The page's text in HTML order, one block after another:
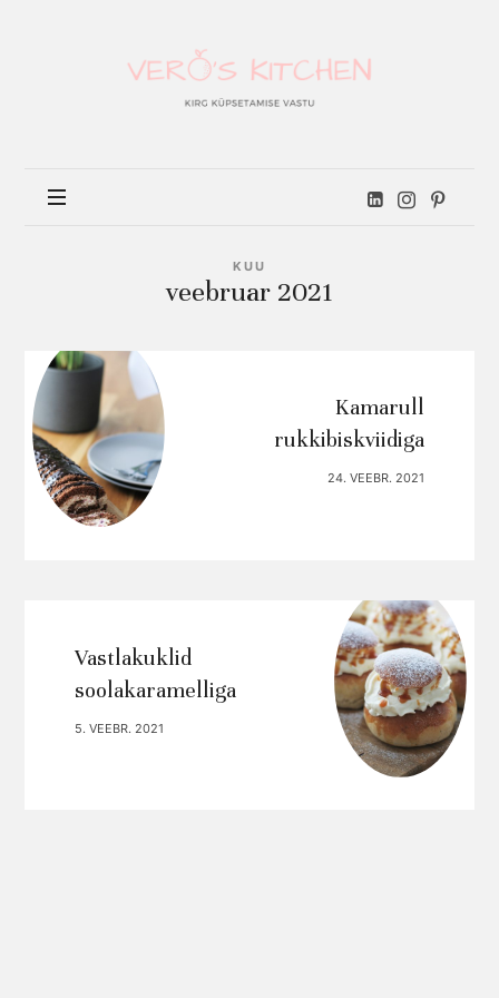
KUU
veebruar 2021
Kamarull
rukkibiskviidiga
24. VEEBR. 2021
Vastlakuklid
soolakaramelliga
5. VEEBR. 2021